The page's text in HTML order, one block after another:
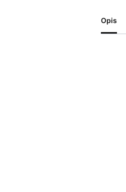
Opis